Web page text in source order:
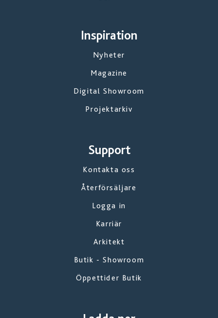
Inspiration
Nyheter
Magazine
Digital Showroom
Projektarkiv
Support
Kontakta oss
Återförsäljare
Logga in
Karriär
Arkitekt
Butik - Showroom
Öppettider Butik